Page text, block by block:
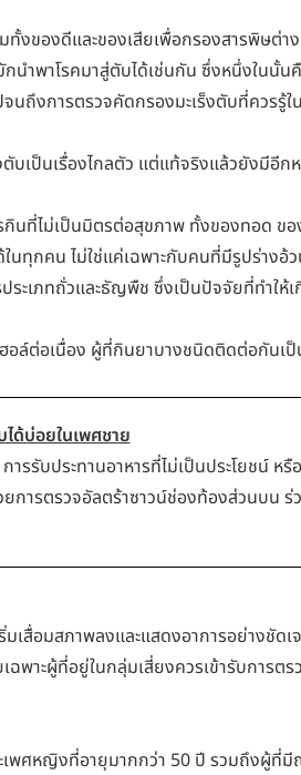
ทั้งของดีและของเสียเพื่อกรองสารพิษต่า
นำพาโรคมาสู่ตับได้เช่นกัน ซึ่งหนึ่งในนั้น
นถึงการตรวจคัดกรองมะเร็งตับที่ควรรู้ใ
บเป็นเรื่องไกลตัว แต่แท้จริงแล้วยังมีอีก
กินที่ไม่เป็นมิตรต่อสุขภาพ ทั้งของทอด ข
นทุกคน ไม่ใช่แค่เฉพาะกับคนที่มีรูปร่างอ้
ะเภทถั่วและธัญพืช ซึ่งเป็นปัจจัยที่ทำให้เ
ล์ต่อเนื่อง ผู้ที่กินยาบางชนิดติดต่อกันเป็
ได้บ่อยในเพศชาย
รรับประทานอาหารที่ไม่เป็นประโยชน์ หรื
การตรวจอัลตร้าซาวน์ช่องท้องส่วนบน
มเสื่อมสภาพลงและแสดงอาการอย่างชัด
พาะผู้ที่อยู่ในกลุ่มเสี่ยงควรเข้ารับการตร
เพศหญิงที่อายุมากกว่า 50 ปี รวมถึงผู้ที่